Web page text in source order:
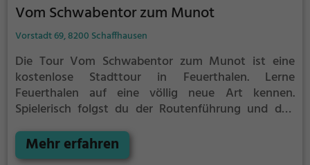
Vom Schwabentor zum Munot
Vorstadt 69, 8200 Schaffhausen
Die Tour Vom Schwabentor zum Munot ist eine
kostenlose Stadttour in Feuerthalen. Lerne
Feuerthalen auf eine völlig neue Art kennen.
Spielerisch folgst du der Routenführung und den
viele spannende Ecken von Feuerthalen kennen.
Mehr erfahren